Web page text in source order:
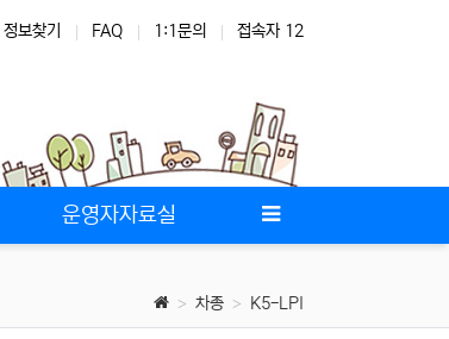
정보찾기 FAQ 1:1문의 접속자 12
운영자자료실
차종 K5-LPI